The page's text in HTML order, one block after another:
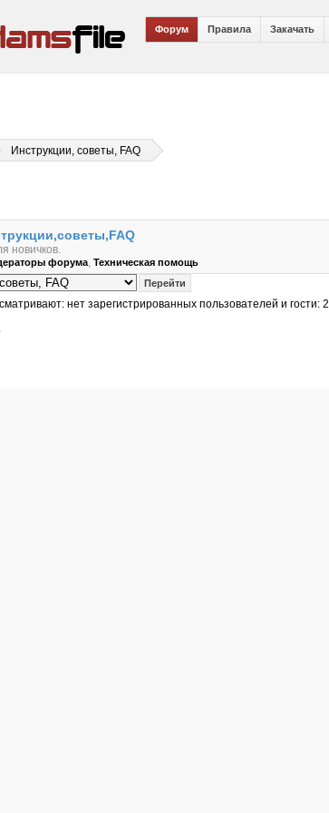
Форум Правила Закачать
Инструкции, советы, FAQ
новичков.
форума,Техническая помощь
нет зарегистрированных пользователей и гости: 2